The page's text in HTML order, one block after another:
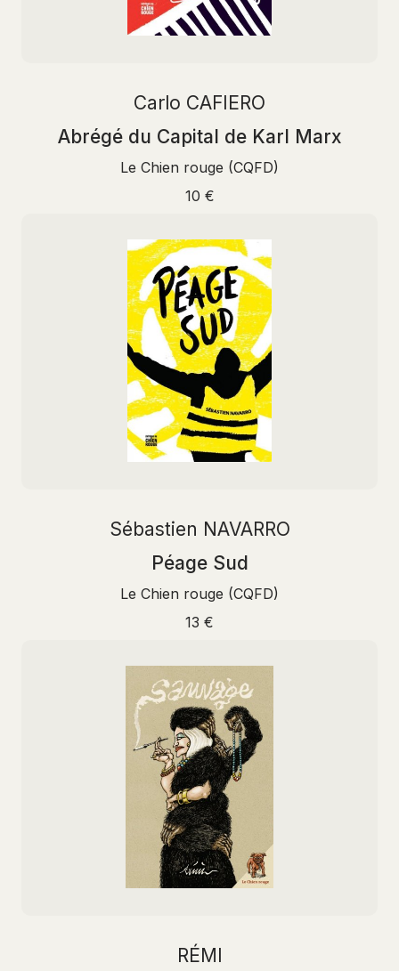
Carlo CAFIERO
Abrégé du Capital de Karl Marx
Le Chien rouge (CQFD)
10 €
Sébastien NAVARRO
Péage Sud
Le Chien rouge (CQFD)
13 €
RÉMI